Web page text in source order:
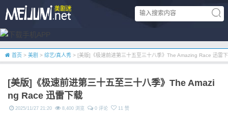
首页 > 美剧 > 综艺/真人秀 > [美版]《极速前进第三十五至三十八季》The Amazing Race 迅雷
[美版]《极速前进第三十五至三十八季》The Amazi
ng Race 迅雷下载
2025/11/27 21:20 8,400 浏览 0 评论 11 赞